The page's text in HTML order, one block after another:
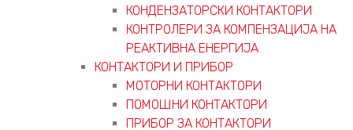
КОНДЕНЗАТОРСКИ КОНТАКТОРИ
КОНТРОЛЕРИ ЗА КОМПЕНЗАЦИЈА НА
РЕАКТИВНА ЕНЕРГИЈА
КОНТАКТОРИ И ПРИБОР
МОТОРНИ КОНТАКТОРИ
ПОМОШНИ КОНТАКТОРИ
ПРИБОР ЗА КОНТАКТОРИ